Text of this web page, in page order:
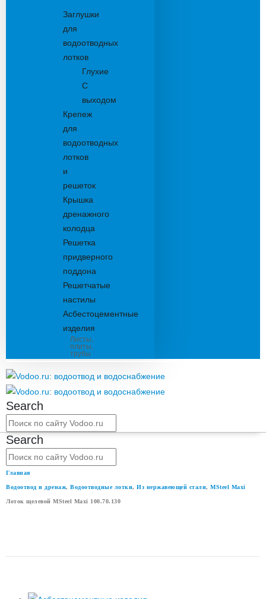
Заглушки
для
водоотводных
лотков
Глухие
С
выходом
Крепеж
для
водоотводных
лотков
и
решеток
Крышка
дренажного
колодца
Решетка
придверного
поддона
Решетчатые
настилы
Асбестоцементные
изделия
Листы,
плиты,
трубы
Search
Search
Главная
Водоотвод и дренаж, Водоотводные лотки, Из нержавеющей стали, MSteel Maxi
Лоток щелевой MSteel Maxi 100.70.130